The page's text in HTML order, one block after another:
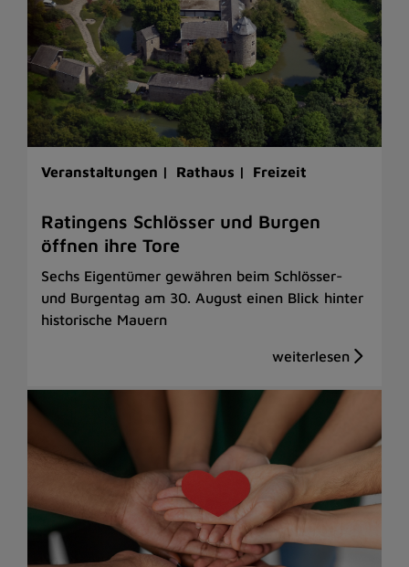
Veranstaltungen | Rathaus | Freizeit
Ratingens Schlösser und Burgen
öffnen ihre Tore
Sechs Eigentümer gewähren beim Schlösser-
und Burgentag am 30. August einen Blick hinter
historische Mauern